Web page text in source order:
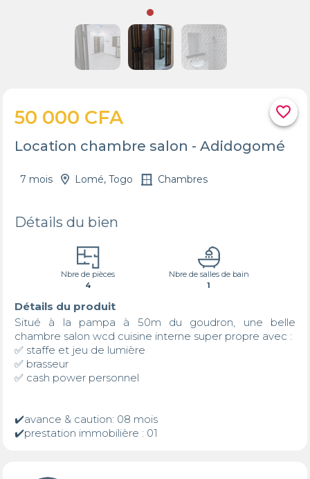
favorite_border
50 000 CFA
Location chambre salon - Adidogomé
7 mois Lomé, Togo Chambres
Détails du bien
Nbre de pièces
4
Nbre de salles de bain
1
Détails du produit
Situé à la pampa à 50m du goudron, une belle
chambre salon wcd cuisine interne super propre avec :
✅ staffe et jeu de lumière
✅ brasseur
✅ cash power personnel
✔️avance & caution: 08 mois
✔️prestation immobilière : 01